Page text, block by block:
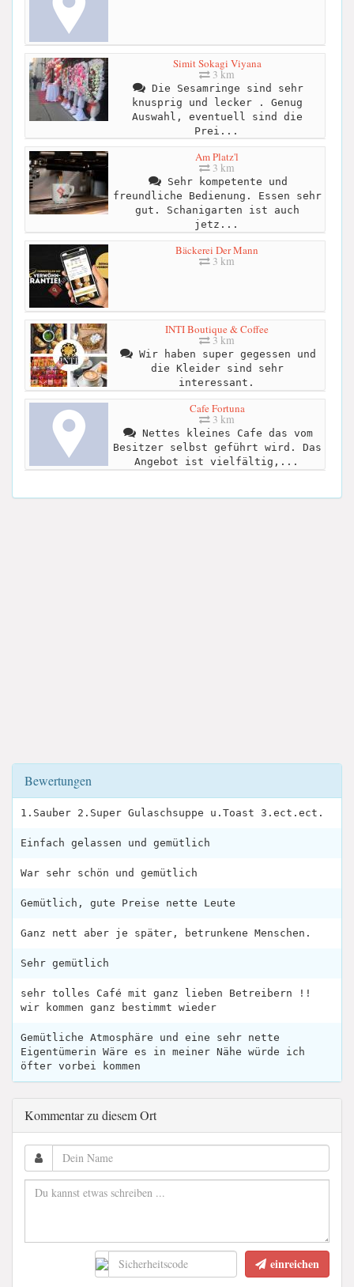
Simit Sokagi Viyana
3 km
Die Sesamringe sind sehr
knusprig und lecker . Genug
Auswahl, eventuell sind die
Prei...
Am Platz'l
3 km
Sehr kompetente und
freundliche Bedienung. Essen sehr
gut. Schanigarten ist auch
jetz...
Bäckerei Der Mann
3 km
INTI Boutique & Coffee
3 km
Wir haben super gegessen und
die Kleider sind sehr
interessant.
Cafe Fortuna
3 km
Nettes kleines Cafe das vom
Besitzer selbst geführt wird. Das
Angebot ist vielfältig,...
Bewertungen
1.Sauber 2.Super Gulaschsuppe u.Toast 3.ect.ect.
Einfach gelassen und gemütlich
War sehr schön und gemütlich
Gemütlich, gute Preise nette Leute
Ganz nett aber je später, betrunkene Menschen.
Sehr gemütlich
sehr tolles Café mit ganz lieben Betreibern !!
wir kommen ganz bestimmt wieder
Gemütliche Atmosphäre und eine sehr nette
Eigentümerin Wäre es in meiner Nähe würde ich
öfter vorbei kommen
Kommentar zu diesem Ort
einreichen